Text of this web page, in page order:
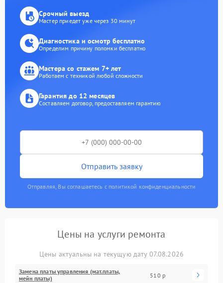
Срочный выезд
Мастер приедет уже через 30 минут
Диагностика и осмотр бесплатно
Определим причину поломки бесплатно
Мастера со стажем 7+ лет
Работаем с техникой любой сложности
Гарантия до 12 месяцев
Составляем договор, предоставляем гарантию
Отправить заявку
Отправляя, Вы соглашаетесь с политикой конфиденциальности
Цены на услуги ремонта
Цены актуальны на текущую дату 07.08.2026
Замена платы управления (мат.платы,
мейн платы)
510 р